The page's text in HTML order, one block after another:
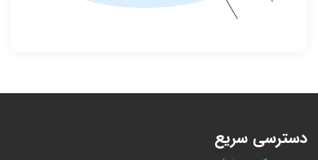
دسترسی سریع